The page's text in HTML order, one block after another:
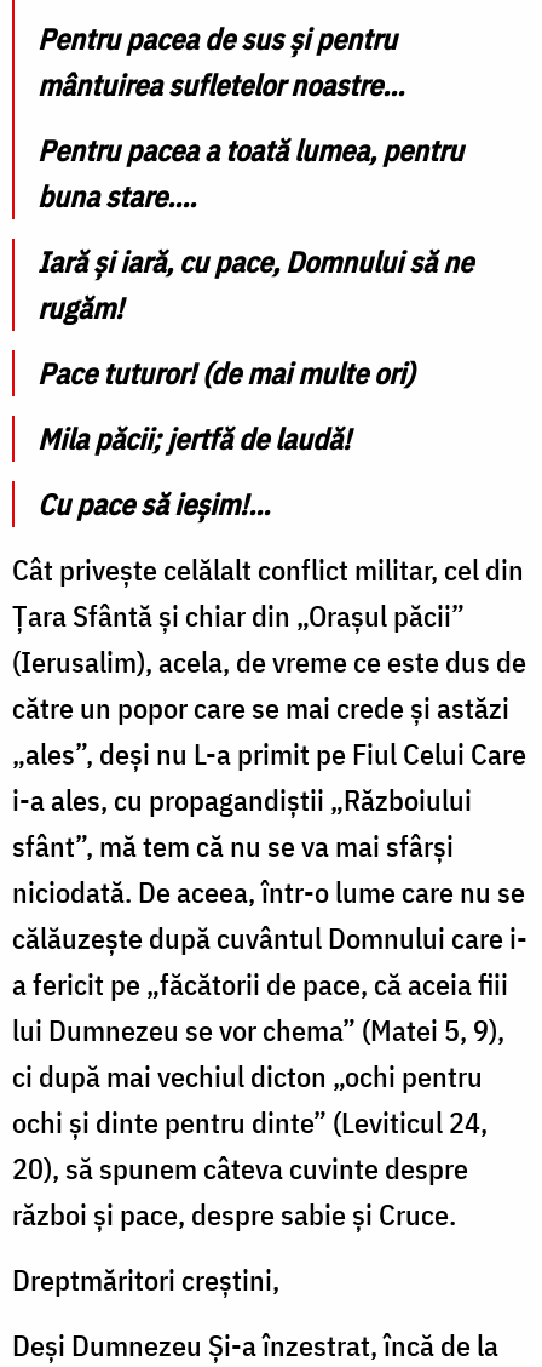
Pentru pacea de sus și pentru
mântuirea sufletelor noastre…
Pentru pacea a toată lumea, pentru
buna stare….
Iară și iară, cu pace, Domnului să ne
rugăm!
Pace tuturor! (de mai multe ori)
Mila păcii; jertfă de laudă!
Cu pace să ieșim!…
Cât privește celălalt conflict militar, cel din
Țara Sfântă și chiar din „Orașul păcii”
(Ierusalim), acela, de vreme ce este dus de
către un popor care se mai crede și astăzi
„ales”, deși nu L-a primit pe Fiul Celui Care
i-a ales, cu propagandiștii „Războiului
sfânt”, mă tem că nu se va mai sfârși
niciodată. De aceea, într-o lume care nu se
călăuzește după cuvântul Domnului care i-
a fericit pe „făcătorii de pace, că aceia fiii
lui Dumnezeu se vor chema” (Matei 5, 9),
ci după mai vechiul dicton „ochi pentru
ochi și dinte pentru dinte” (Leviticul 24,
20), să spunem câteva cuvinte despre
război și pace, despre sabie și Cruce.
Dreptmăritori creștini,
Deși Dumnezeu Și-a înzestrat, încă de la